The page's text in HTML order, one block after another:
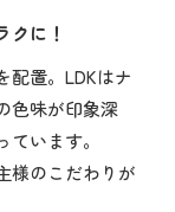
クに！
配置。LDKはナ
色味が印象深
います。
様のこだわりが